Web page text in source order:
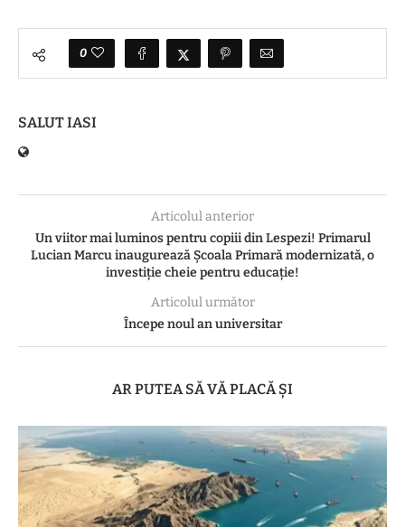
0
SALUT IASI
Articolul anterior
Un viitor mai luminos pentru copiii din Lespezi! Primarul
Lucian Marcu inaugurează Școala Primară modernizată, o
investiție cheie pentru educație!
Articolul următor
Începe noul an universitar
AR PUTEA SĂ VĂ PLACĂ ȘI